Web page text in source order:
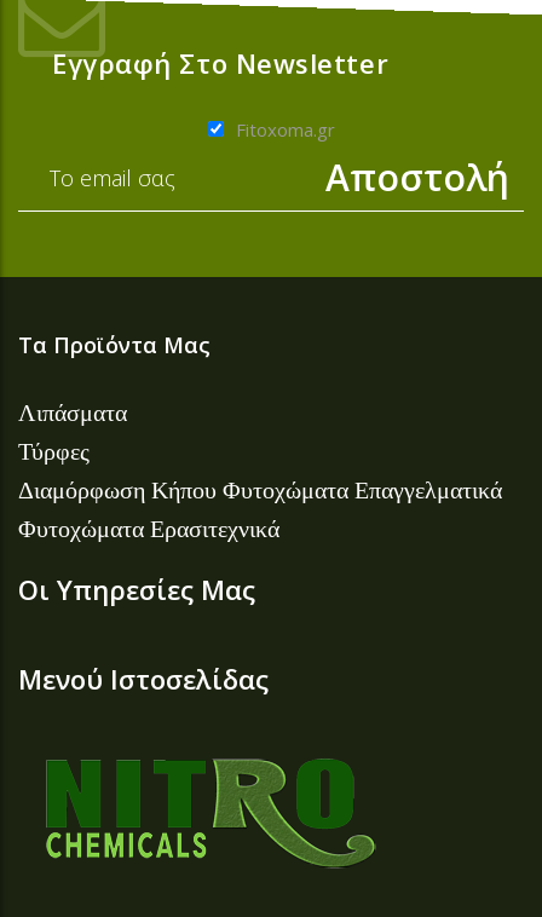
Εγγραφή Στο Newsletter
Fitoxoma.gr
Τα Προϊόντα Μας
Λιπάσματα
Τύρφες
Διαμόρφωση Κήπου Φυτοχώματα Επαγγελματικά
Φυτοχώματα Ερασιτεχνικά
Οι Υπηρεσίες Μας
Μενού Ιστοσελίδας